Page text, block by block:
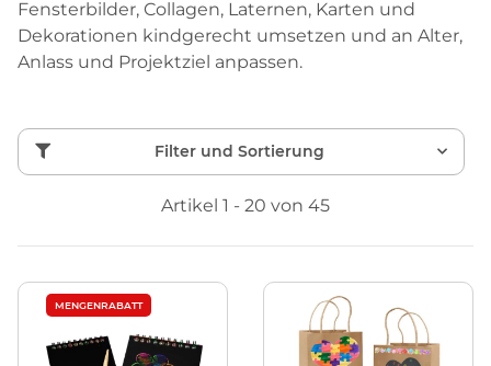
Fensterbilder, Collagen, Laternen, Karten und
Dekorationen kindgerecht umsetzen und an Alter,
Anlass und Projektziel anpassen.
Filter und Sortierung
Artikel 1 - 20 von 45
MENGENRABATT